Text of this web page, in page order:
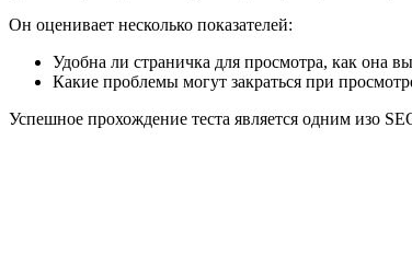
Он оценивает несколько показателей:
Удобна ли страничка для просмотра, как она
Какие проблемы могут закраться при
Успешное прохождение теста является одним изо